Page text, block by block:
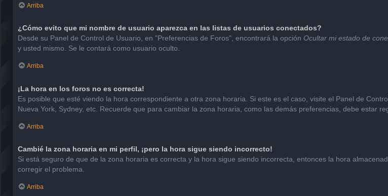
Arriba
¿Cómo evito que mi nombre de usuario aparezca en las listas de usuarios conectados?
Desde su Panel de Control de Usuario, en "Preferencias de Foros", encontrará la opción Ocultar mi estado de
y usted mismo. Se le contará como usuario oculto.
Arriba
¡La hora en los foros no es correcta!
Es posible que esté viendo la hora correspondiente a otra zona horaria. Si este es el caso, visite el Panel de
Nueva York, Sydney, etc. Recuerde que para cambiar la zona horaria, como las demás preferencias, debe estar
Arriba
Cambié la zona horaria en mi perfil, ¡pero la hora sigue siendo incorrecto!
Si está seguro de que de la zona horaria es correcta y la hora sigue siendo incorrecta, entonces la hora
corregir el problema.
Arriba